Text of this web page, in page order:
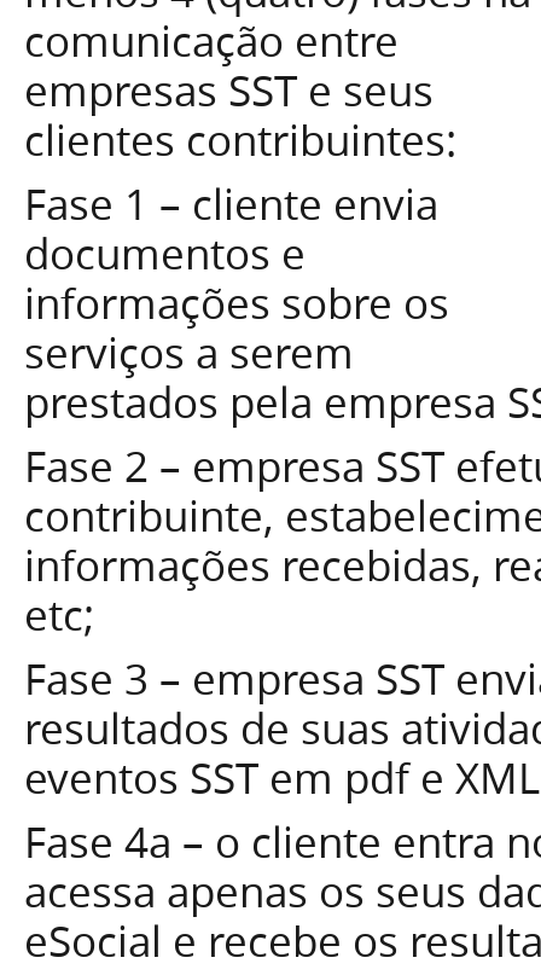
comunicação entre
empresas SST e seus
clientes contribuintes:
Fase 1 – cliente envia
documentos e
informações sobre os
serviços a serem
prestados pela empresa
Fase 2 – empresa SST
contribuinte,
informações recebidas,
etc;
Fase 3 – empresa SST
resultados de suas
eventos SST em pdf e
Fase 4a – o cliente entra
acessa apenas os seus
eSocial e recebe os